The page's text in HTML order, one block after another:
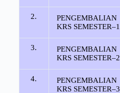
2.
PENGEMBALIAN
KRS SEMESTER–1
3.
PENGEMBALIAN
KRS SEMESTER–2
4.
PENGEMBALIAN
KRS SEMESTER–3